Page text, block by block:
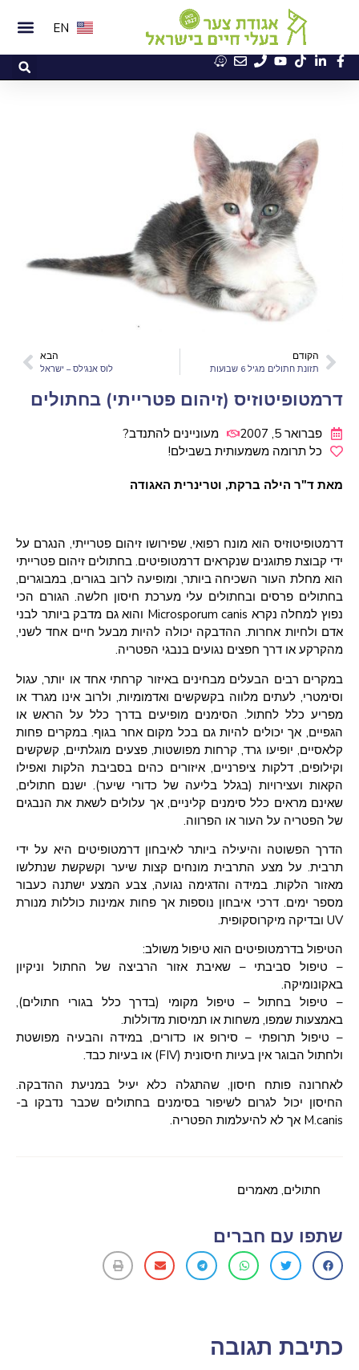
EN
הקודם
תזונת חתולים מגיל 6 שבועות
הבא
לוס אנג'לס – ישראל
דרמטופיטוזיס (זיהום פטרייתי) בחתולים
פברואר 5, 2007
מעוניינים להתנדב?
כל תרומה משמעותית בשבילם!
מאת ד"ר הילה ברקת, וטרינרית האגודה
דרמטופיטוזיס הוא מונח רפואי, שפירושו זיהום פטרייתי, הנגרם על
ידי קבוצת פתוגנים שנקראים דרמטופיטים. בחתולים זיהום פטרייתי
הוא מחלת העור השכיחה ביותר, ומופיעה לרוב בגורים, במבוגרים,
בחתולים פרסים ובחתולים עלי מערכת חיסון חלשה. הגורם הכי
נפוץ למחלה נקרא Microsporum canis והוא גם מדבק ביותר לבני
אדם ולחיות אחרות. ההדבקה יכולה להיות מבעל חיים אחד לשני,
מהקרקע או דרך חפצים נגועים בנבגי הפטריה.
במקרים רבים הבעלים מבחינים באיזור קרחתי אחד או יותר, עגול
וסימטרי, לעתים מלווה בקשקשים ואדמומיות, ולרוב אינו מגרד או
מפריע כלל לחתול. הסימנים מופיעים בדרך כלל על הראש או
הגפיים, אך יכולים להיות גם בכל מקום אחר בגוף. במקרים פחות
קלאסיים, יופיעו גרד, קרחות מפושטות, פצעים מוגלתיים, קשקשים
וקילופים, דלקות ציפרניים, איזורים כהים בסביבת הלקות ואפילו
הקאות ועצירויות (בגלל בליעה של כדורי שיער). ישנם חתולים,
שאינם מראים כלל סימנים קליניים, אך עלולים לשאת את הנבגים
של הפטריה על העור או הפרווה.
הדרך הפשוטה והיעילה ביותר לאיבחון דרמטופיטים היא על ידי
תרבית. על מצע התרבית מונחים קצות שיער וקשקשת שנתלשו
מאזור הלקות. במידה והדגימה נגועה, צבע המצע ישתנה כעבור
מספר ימים. דרכי איבחון נוספות אך פחות אמינות כוללות מנורת
UV ובדיקה מיקרוסקופית.
הטיפול בדרמטופיטים הוא טיפול משולב:
– טיפול סביבתי – שאיבת אזור הרביצה של החתול וניקיון
באקונומיקה.
– טיפול בחתול – טיפול מקומי (בדרך כלל בגורי חתולים),
באמצעות שמפו, משחות או תמיסות מדוללות.
– טיפול תרופתי – סירופ או כדורים, במידה והבעיה מפושטת
ולחתול הבוגר אין בעיות חיסונית (FIV) או בעיות כבד.
לאחרונה פותח חיסון, שהתגלה כלא יעיל במניעת ההדבקה.
החיסון יכול לגרום לשיפור בסימנים בחתולים שכבר נדבקו ב-
M.canis אך לא להיעלמות הפטריה.
חתולים, מאמרים
שתפו עם חברים
כתיבת תגובה